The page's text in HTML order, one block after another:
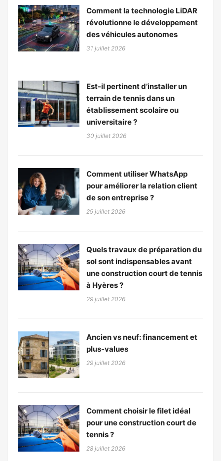
Comment la technologie LiDAR
révolutionne le développement
des véhicules autonomes
31 juillet 2026
Est-il pertinent d’installer un
terrain de tennis dans un
établissement scolaire ou
universitaire ?
30 juillet 2026
Comment utiliser WhatsApp
pour améliorer la relation client
de son entreprise ?
29 juillet 2026
Quels travaux de préparation du
sol sont indispensables avant
une construction court de tennis
à Hyères ?
29 juillet 2026
Ancien vs neuf: financement et
plus-values
29 juillet 2026
Comment choisir le filet idéal
pour une construction court de
tennis ?
28 juillet 2026